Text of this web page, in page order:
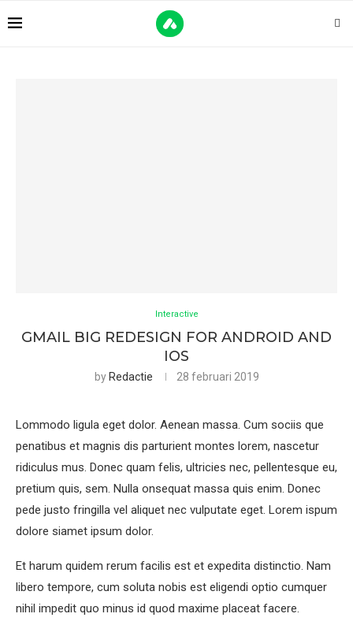
Interactive
GMAIL BIG REDESIGN FOR ANDROID AND
IOS
by Redactie 28 februari 2019
Lommodo ligula eget dolor. Aenean massa. Cum sociis que
penatibus et magnis dis parturient montes lorem, nascetur
ridiculus mus. Donec quam felis, ultricies nec, pellentesque eu,
pretium quis, sem. Nulla onsequat massa quis enim. Donec
pede justo fringilla vel aliquet nec vulputate eget. Lorem ispum
dolore siamet ipsum dolor.
Et harum quidem rerum facilis est et expedita distinctio. Nam
libero tempore, cum soluta nobis est eligendi optio cumquer
nihil impedit quo minus id quod maxime placeat facere.